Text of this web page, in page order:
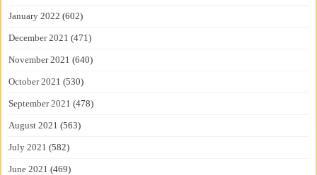
January 2022 (602)
December 2021 (471)
November 2021 (640)
October 2021 (530)
September 2021 (478)
August 2021 (563)
July 2021 (582)
June 2021 (469)